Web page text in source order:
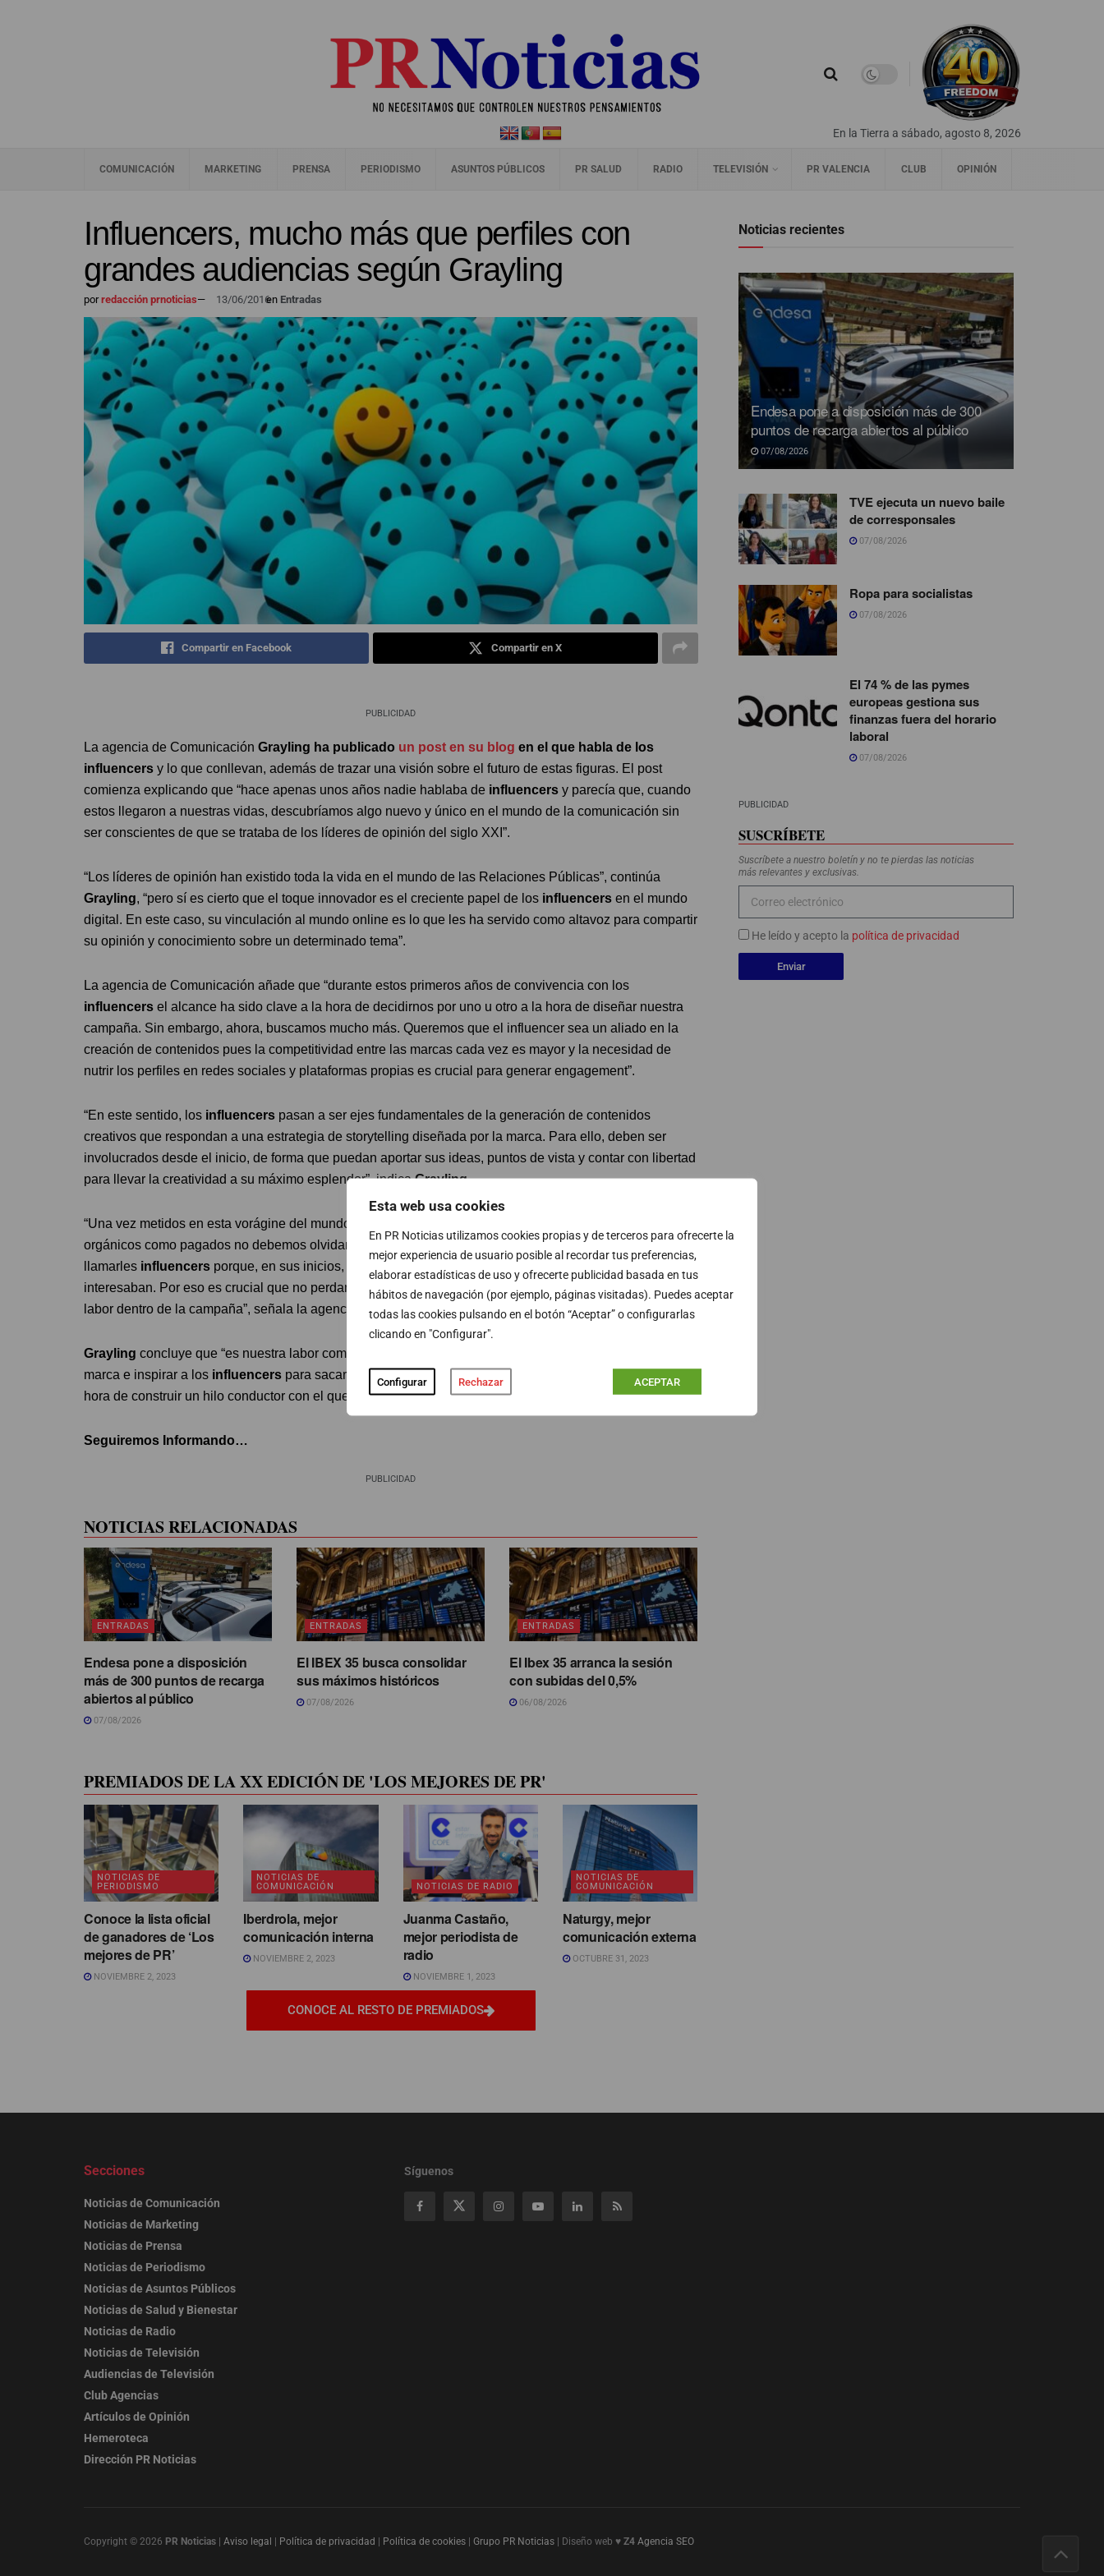
Esta web usa cookies
En PR Noticias utilizamos cookies propias y de terceros para ofrecerte la
mejor experiencia de usuario posible al recordar tus preferencias,
elaborar estadísticas de uso y ofrecerte publicidad basada en tus
hábitos de navegación (por ejemplo, páginas visitadas). Puedes aceptar
todas las cookies pulsando en el botón “Aceptar” o configurarlas
clicando en "Configurar".
Configurar Rechazar ACEPTAR
En la Tierra a sábado, agosto 8, 2026
COMUNICACIÓN MARKETING PRENSA PERIODISMO ASUNTOS PÚBLICOS PR SALUD RADIO TELEVISIÓN PR VALENCIA CLUB OPINIÓN
Influencers, mucho más que perfiles con
grandes audiencias según Grayling
porredacción prnoticias— 13/06/2016en Entradas
Compartir en Facebook Compartir en X
PUBLICIDAD
La agencia de Comunicación Grayling ha publicado un post en su blog en el que habla de los
influencers y lo que conllevan, además de trazar una visión sobre el futuro de estas figuras. El post
comienza explicando que “hace apenas unos años nadie hablaba de influencers y parecía que, cuando
estos llegaron a nuestras vidas, descubríamos algo nuevo y único en el mundo de la comunicación sin
ser conscientes de que se trataba de los líderes de opinión del siglo XXI”.
“Los líderes de opinión han existido toda la vida en el mundo de las Relaciones Públicas”, continúa
Grayling, “pero sí es cierto que el toque innovador es el creciente papel de los influencers en el mundo
digital. En este caso, su vinculación al mundo online es lo que les ha servido como altavoz para compartir
su opinión y conocimiento sobre un determinado tema”.
La agencia de Comunicación añade que “durante estos primeros años de convivencia con los
influencers el alcance ha sido clave a la hora de decidirnos por uno u otro a la hora de diseñar nuestra
campaña. Sin embargo, ahora, buscamos mucho más. Queremos que el influencer sea un aliado en la
creación de contenidos pues la competitividad entre las marcas cada vez es mayor y la necesidad de
nutrir los perfiles en redes sociales y plataformas propias es crucial para generar engagement”.
“En este sentido, los influencers pasan a ser ejes fundamentales de la generación de contenidos
creativos que respondan a una estrategia de storytelling diseñada por la marca. Para ello, deben ser
involucrados desde el inicio, de forma que puedan aportar sus ideas, puntos de vista y contar con libertad
para llevar la creatividad a su máximo esplendor”, indicaGrayling.
“Una vez metidos en esta vorágine del mundo de los
orgánicos como pagados no debemos olvidar como llegaron a ser quienes son. Es decir, hoy podemos
llamarles influencers porque, en sus inicios, hablaban de las cosas que realmente les gustaban e
interesaban. Por eso es crucial que no perdamos la perspectiva de esta esencia creativa, desvirtuando su
labor dentro de la campaña”, señala la agencia.
Grayling concluye que “es nuestra labor como expertos en comunicación transmitir los valores de la
marca e inspirar a los influencers para sacar lo mejor de ellos, y hacerles parte integrante y esencial a la
hora de construir un hilo conductor con el que llegar al público final”.
Seguiremos Informando…
PUBLICIDAD
NOTICIAS RELACIONADAS
ENTRADAS
Endesa pone a disposición
más de 300 puntos de recarga
abiertos al público
07/08/2026
ENTRADAS
El IBEX 35 busca consolidar
sus máximos históricos
07/08/2026
ENTRADAS
El Ibex 35 arranca la sesión
con subidas del 0,5%
06/08/2026
PREMIADOS DE LA XX EDICIÓN DE 'LOS MEJORES DE PR'
NOTICIAS DE
PERIODISMO
Conoce la lista oficial
de ganadores de ‘Los
mejores de PR’
NOVIEMBRE 2, 2023
NOTICIAS DE
COMUNICACIÓN
Iberdrola, mejor
comunicación interna
NOVIEMBRE 2, 2023
NOTICIAS DE RADIO
Juanma Castaño,
mejor periodista de
radio
NOVIEMBRE 1, 2023
NOTICIAS DE
COMUNICACIÓN
Naturgy, mejor
comunicación externa
OCTUBRE 31, 2023
CONOCE AL RESTO DE PREMIADOS
Noticias recientes
Endesa pone a disposición más de 300
puntos de recarga abiertos al público
07/08/2026
TVE ejecuta un nuevo baile
de corresponsales
07/08/2026
Ropa para socialistas
07/08/2026
El 74 % de las pymes
europeas gestiona sus
finanzas fuera del horario
laboral
07/08/2026
PUBLICIDAD
SUSCRÍBETE
Suscríbete a nuestro boletín y no te pierdas las noticias
más relevantes y exclusivas.
He leído y acepto la política de privacidad
Enviar
Secciones
Noticias de Comunicación
Noticias de Marketing
Noticias de Prensa
Noticias de Periodismo
Noticias de Asuntos Públicos
Noticias de Salud y Bienestar
Noticias de Radio
Noticias de Televisión
Audiencias de Televisión
Club Agencias
Artículos de Opinión
Hemeroteca
Dirección PR Noticias
Síguenos
Copyright © 2026 PR Noticias | Aviso legal | Política de privacidad | Política de cookies | Grupo PR Noticias | Diseño web ♥ Z4 Agencia SEO